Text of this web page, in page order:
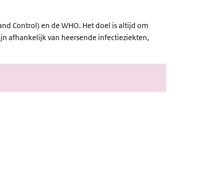
Control) en de WHO. Het doel is altijd om
afhankelijk van heersende infectieziekten,